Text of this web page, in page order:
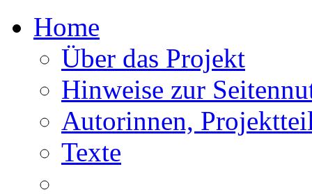
Home
Über das Projekt
Hinweise zur
Autorinnen,
Texte